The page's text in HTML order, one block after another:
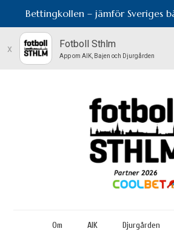
Bettingkollen – jämför Sveriges
x Fotboll Sthlm
App om AIK, Bajen och Djurgården
Om AIK Djurgården